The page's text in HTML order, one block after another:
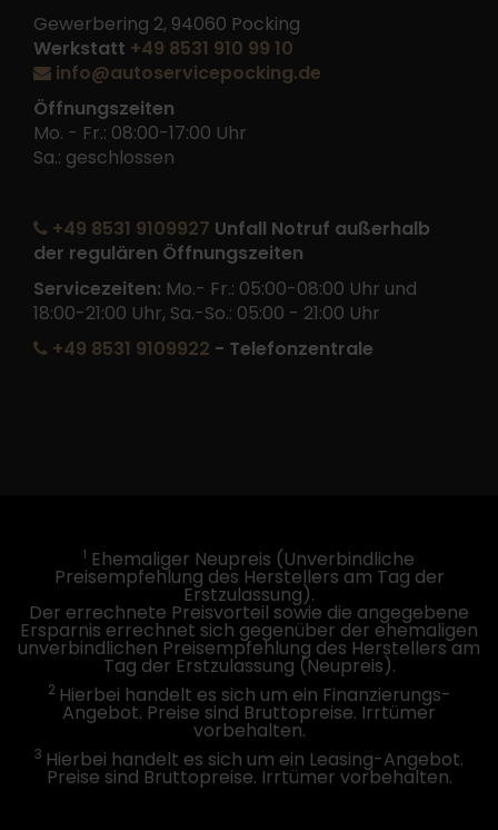
Gewerbering 2, 94060 Pocking
Werkstatt +49 8531 910 99 10
info@autoservicepocking.de
Öffnungszeiten
Mo. - Fr.: 08:00-17:00 Uhr
Sa.: geschlossen
+49 8531 9109927 Unfall Notruf außerhalb
der regulären Öffnungszeiten
Servicezeiten: Mo.- Fr.: 05:00-08:00 Uhr und
18:00-21:00 Uhr, Sa.-So.: 05:00 - 21:00 Uhr
+49 8531 9109922 - Telefonzentrale
1 Ehemaliger Neupreis (Unverbindliche
Preisempfehlung des Herstellers am Tag der
Erstzulassung).
Der errechnete Preisvorteil sowie die angegebene
Ersparnis errechnet sich gegenüber der ehemaligen
unverbindlichen Preisempfehlung des Herstellers am
Tag der Erstzulassung (Neupreis).
2 Hierbei handelt es sich um ein Finanzierungs-
Angebot. Preise sind Bruttopreise. Irrtümer
vorbehalten.
3 Hierbei handelt es sich um ein Leasing-Angebot.
Preise sind Bruttopreise. Irrtümer vorbehalten.